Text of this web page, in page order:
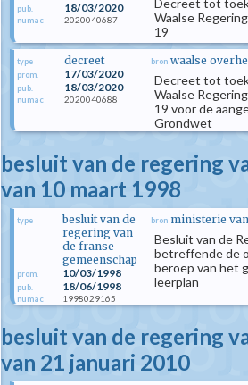
pub. 18/03/2020
numac 2020040687
Decreet tot
Waalse
19
type decreet
prom. 17/03/2020
pub. 18/03/2020
numac 2020040688
bron waalse
Decreet tot
Waalse
19 voor de
Grondwet
besluit van de regering
van 10 maart 1998
type
besluit van de
regering van
de franse
gemeenschap
prom. 10/03/1998
pub. 18/06/1998
numac 1998029165
bron ministerie
Besluit van de
betreffende de
beroep van het
leerplan
besluit van de regering
van 21 januari 2010